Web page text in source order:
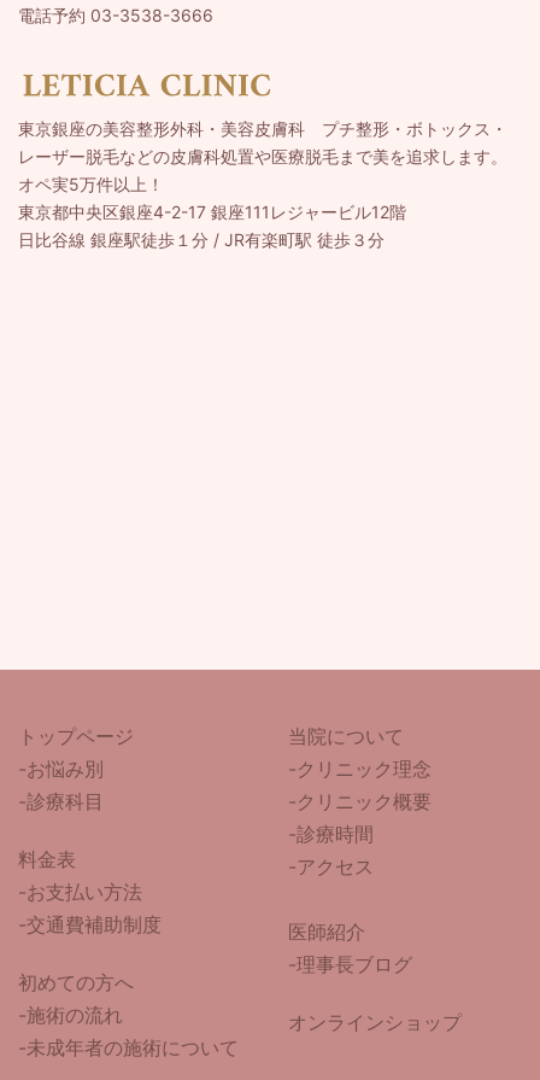
電話予約 03-3538-3666
東京銀座の美容整形外科・美容皮膚科 プチ整形・ボトックス・
レーザー脱毛などの皮膚科処置や医療脱毛まで美を追求します。
オペ実5万件以上！
東京都中央区銀座4-2-17 銀座111レジャービル12階
日比谷線 銀座駅徒歩１分 / JR有楽町駅 徒歩３分
トップページ
-お悩み別
-診療科目
料金表
-お支払い方法
-交通費補助制度
初めての方へ
-施術の流れ
-未成年者の施術について
当院について
-クリニック理念
-クリニック概要
-診療時間
-アクセス
医師紹介
-理事長ブログ
オンラインショップ